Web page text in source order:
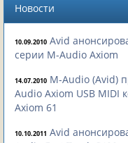
Новости
10.09.2010 Avid
серии M-Audio Axiom
14.07.2010 M-Audio (Avid)
Audio Axiom USB MIDI
Axiom 61
10.10.2011 Avid